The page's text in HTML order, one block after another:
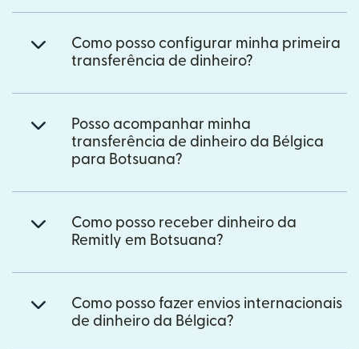
Como posso configurar minha primeira
transferência de dinheiro?
Posso acompanhar minha
transferência de dinheiro da Bélgica
para Botsuana?
Como posso receber dinheiro da
Remitly em Botsuana?
Como posso fazer envios internacionais
de dinheiro da Bélgica?